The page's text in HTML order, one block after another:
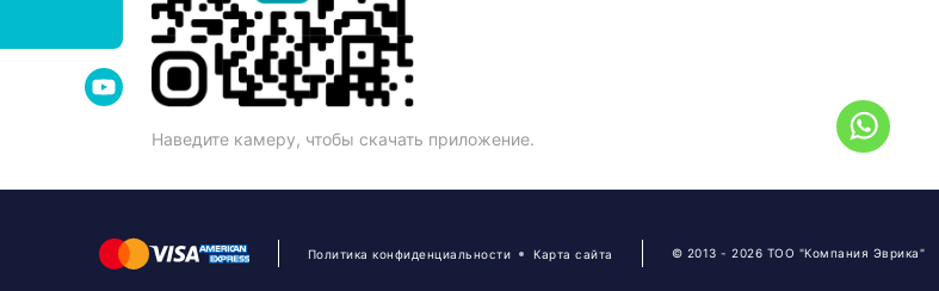
Наведите камеру, чтобы скачать приложение.
Политика конфиденциальности Карта сайта © 2013 - 2026 ТОО "Компания Эврика"